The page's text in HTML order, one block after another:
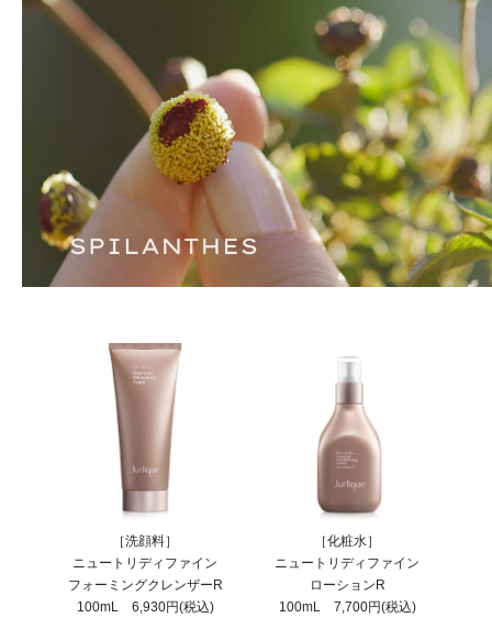
［洗顔料］
ニュートリディファイン
フォーミングクレンザーR
100mL 6,930円(税込)
［化粧水］
ニュートリディファイン
ローションR
100mL 7,700円(税込)